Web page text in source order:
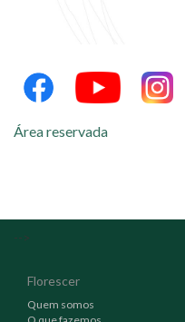
Área reservada
-->
Florescer
Quem somos